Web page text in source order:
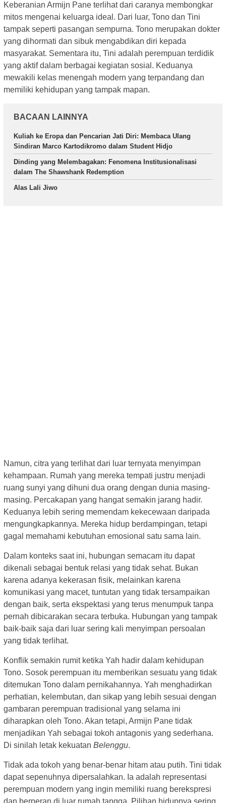
Keberanian Armijn Pane terlihat dari caranya membongkar
mitos mengenai keluarga ideal. Dari luar, Tono dan Tini
tampak seperti pasangan sempurna. Tono merupakan dokter
yang dihormati dan sibuk mengabdikan diri kepada
masyarakat. Sementara itu, Tini adalah perempuan terdidik
yang aktif dalam berbagai kegiatan sosial. Keduanya
mewakili kelas menengah modern yang terpandang dan
memiliki kehidupan yang tampak mapan.
BACAAN LAINNYA
Kuliah ke Eropa dan Pencarian Jati Diri: Membaca Ulang
Sindiran Marco Kartodikromo dalam Student Hidjo
Dinding yang Melembagakan: Fenomena Institusionalisasi
dalam The Shawshank Redemption
Alas Lali Jiwo
Namun, citra yang terlihat dari luar ternyata menyimpan
kehampaan. Rumah yang mereka tempati justru menjadi
ruang sunyi yang dihuni dua orang dengan dunia masing-
masing. Percakapan yang hangat semakin jarang hadir.
Keduanya lebih sering memendam kekecewaan daripada
mengungkapkannya. Mereka hidup berdampingan, tetapi
gagal memahami kebutuhan emosional satu sama lain.
Dalam konteks saat ini, hubungan semacam itu dapat
dikenali sebagai bentuk relasi yang tidak sehat. Bukan
karena adanya kekerasan fisik, melainkan karena
komunikasi yang macet, tuntutan yang tidak tersampaikan
dengan baik, serta ekspektasi yang terus menumpuk tanpa
pernah dibicarakan secara terbuka. Hubungan yang tampak
baik-baik saja dari luar sering kali menyimpan persoalan
yang tidak terlihat.
Konflik semakin rumit ketika Yah hadir dalam kehidupan
Tono. Sosok perempuan itu memberikan sesuatu yang tidak
ditemukan Tono dalam pernikahannya. Yah menghadirkan
perhatian, kelembutan, dan sikap yang lebih sesuai dengan
gambaran perempuan tradisional yang selama ini
diharapkan oleh Tono. Akan tetapi, Armijn Pane tidak
menjadikan Yah sebagai tokoh antagonis yang sederhana.
Di sinilah letak kekuatan Belenggu.
Tidak ada tokoh yang benar-benar hitam atau putih. Tini tidak
dapat sepenuhnya dipersalahkan. Ia adalah representasi
perempuan modern yang ingin memiliki ruang berekspresi
dan berperan di luar rumah tangga. Pilihan hidupnya sering